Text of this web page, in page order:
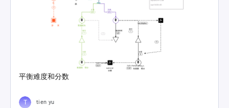
平衡难度和分数
tien yu